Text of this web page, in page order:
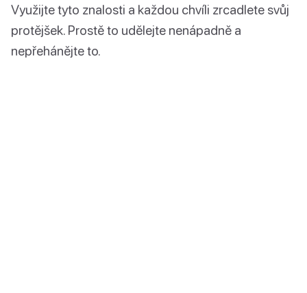
Využijte tyto znalosti a každou chvíli zrcadlete svůj
protějšek. Prostě to udělejte nenápadně a
nepřehánějte to.